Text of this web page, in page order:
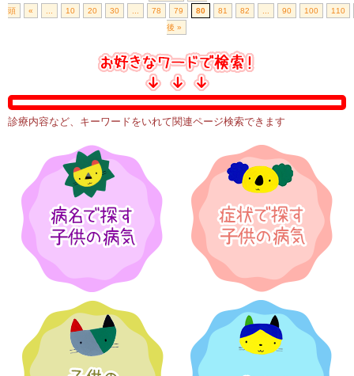
頭
« 10 20 30 78 79 80 81 82 90 100
110
後 »
診療内容など、キーワードをいれて関連ページ検索できます